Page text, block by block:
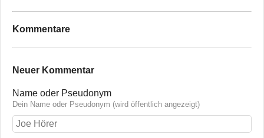
Kommentare
Neuer Kommentar
Name oder Pseudonym
Dein Name oder Pseudonym (wird öffentlich angezeigt)